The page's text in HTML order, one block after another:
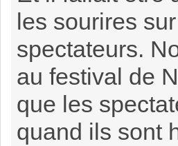
les sourires
spectateurs.
au festival de
que les
quand ils sont